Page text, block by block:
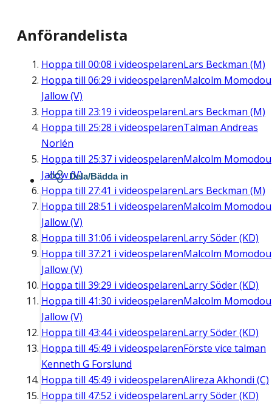
Anförandelista
Hoppa till 00:08 i videospelarenLars Beckman (M)
Hoppa till 06:29 i videospelarenMalcolm Momodou
Jallow (V)
Hoppa till 23:19 i videospelarenLars Beckman (M)
Hoppa till 25:28 i videospelarenTalman Andreas
Norlén
Hoppa till 25:37 i videospelarenMalcolm Momodou
Jallow (V)
Hoppa till 27:41 i videospelarenLars Beckman (M)
Hoppa till 28:51 i videospelarenMalcolm Momodou
Jallow (V)
Hoppa till 31:06 i videospelarenLarry Söder (KD)
Hoppa till 37:21 i videospelarenMalcolm Momodou
Jallow (V)
Hoppa till 39:29 i videospelarenLarry Söder (KD)
Hoppa till 41:30 i videospelarenMalcolm Momodou
Jallow (V)
Hoppa till 43:44i videospelarenLarry Söder (KD)
Hoppa till 45:49 i videospelarenFörste vice talman
Kenneth G Forslund
Hoppa till 45:49 i videospelarenAlireza Akhondi (C)
Hoppa till 47:52 i videospelarenLarry Söder (KD)
Dela/Bädda in